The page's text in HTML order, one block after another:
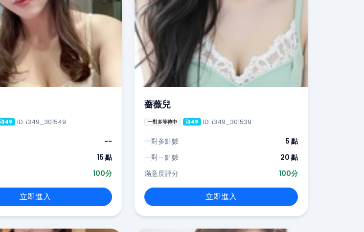
i349 ID: i349_301549
--
15 點
100分
立即進入
薔薇兒
一對多等待中 i349 ID: i349_301539
一對多點數
5 點
一對一點數
20 點
滿意度評分
100分
立即進入